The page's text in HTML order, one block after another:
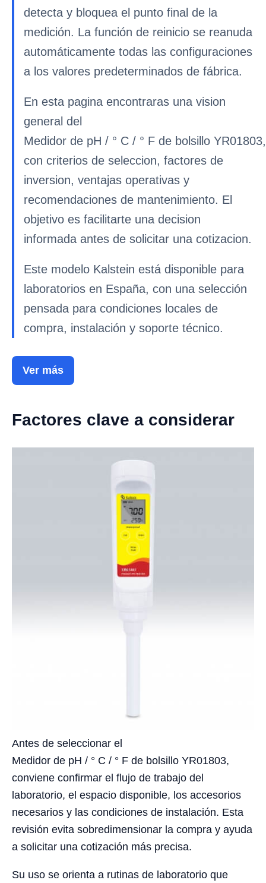
detecta y bloquea el punto final de la
medición. La función de reinicio se reanuda
automáticamente todas las configuraciones
a los valores predeterminados de fábrica.
En esta pagina encontraras una vision
general del
Medidor de pH / ° C / ° F de bolsillo YR01803,
con criterios de seleccion, factores de
inversion, ventajas operativas y
recomendaciones de mantenimiento. El
objetivo es facilitarte una decision
informada antes de solicitar una cotizacion.
Este modelo Kalstein está disponible para
laboratorios en España, con una selección
pensada para condiciones locales de
compra, instalación y soporte técnico.
Ver más
Factores clave a considerar
Antes de seleccionar el
Medidor de pH / ° C / ° F de bolsillo YR01803,
conviene confirmar el flujo de trabajo del
laboratorio, el espacio disponible, los accesorios
necesarios y las condiciones de instalación. Esta
revisión evita sobredimensionar la compra y ayuda
a solicitar una cotización más precisa.
Su uso se orienta a rutinas de laboratorio que